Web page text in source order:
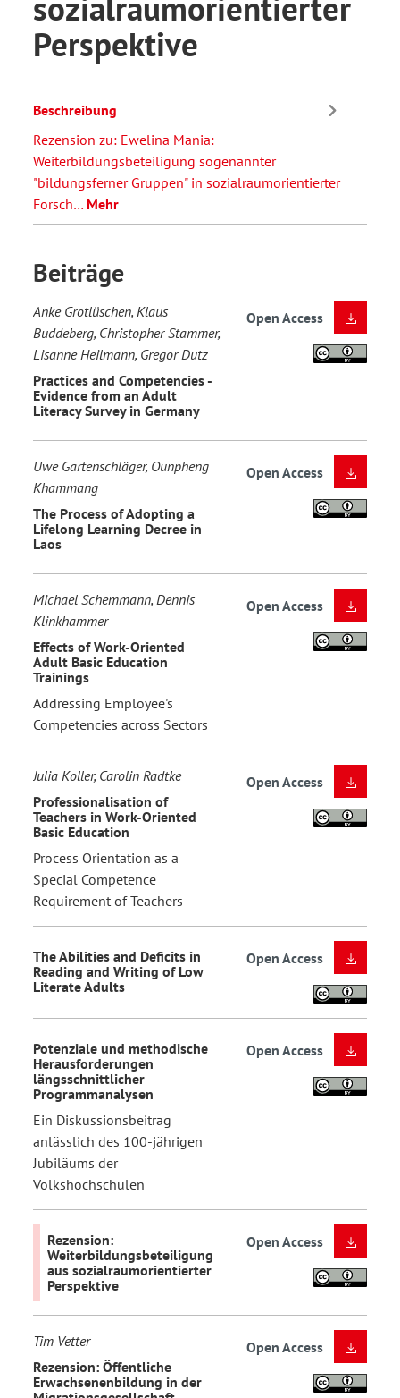
Perspektive
Beschreibung
Rezension zu: Ewelina Mania:
Weiterbildungsbeteiligung sogenannter
"bildungsferner Gruppen" in sozialraumorientierter
Forsch… Mehr
Beiträge
Anke Grotlüschen, Klaus
Buddeberg, Christopher Stammer,
Lisanne Heilmann, Gregor Dutz
Practices and Competencies -
Evidence from an Adult
Literacy Survey in Germany
Open Access
Uwe Gartenschläger, Ounpheng
Khammang
The Process of Adopting a
Lifelong Learning Decree in
Laos
Open Access
Michael Schemmann, Dennis
Klinkhammer
Effects of Work-Oriented
Adult Basic Education
Trainings
Addressing Employee's
Competencies across Sectors
Open Access
Julia Koller, Carolin Radtke
Professionalisation of
Teachers in Work-Oriented
Basic Education
Process Orientation as a
Special Competence
Requirement of Teachers
Open Access
The Abilities and Deficits in
Reading and Writing of Low
Literate Adults
Open Access
Potenziale und methodische
Herausforderungen
längsschnittlicher
Programmanalysen
Ein Diskussionsbeitrag
anlässlich des 100-jährigen
Jubiläums der
Volkshochschulen
Open Access
Rezension:
Weiterbildungsbeteiligung
aus sozialraumorientierter
Perspektive
Open Access
Tim Vetter
Rezension: Öffentliche
Erwachsenenbildung in der
Open Access